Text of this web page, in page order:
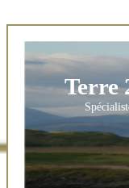
Terre